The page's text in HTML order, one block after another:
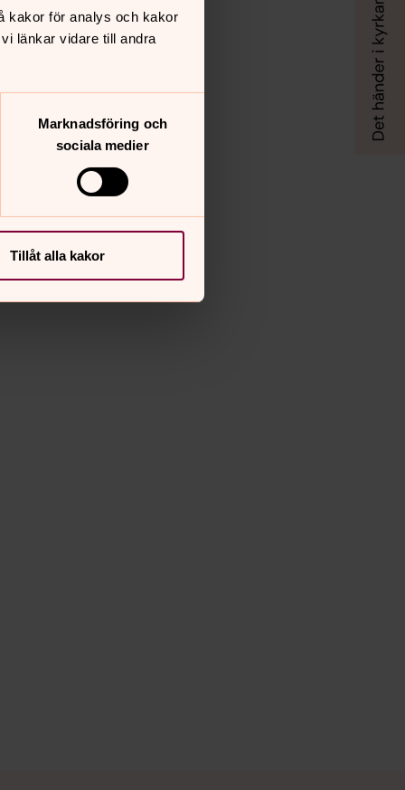
kakor för analys och kakor
länkar vidare till andra
Marknadsföring och
sociala medier
Tillåt alla kakor